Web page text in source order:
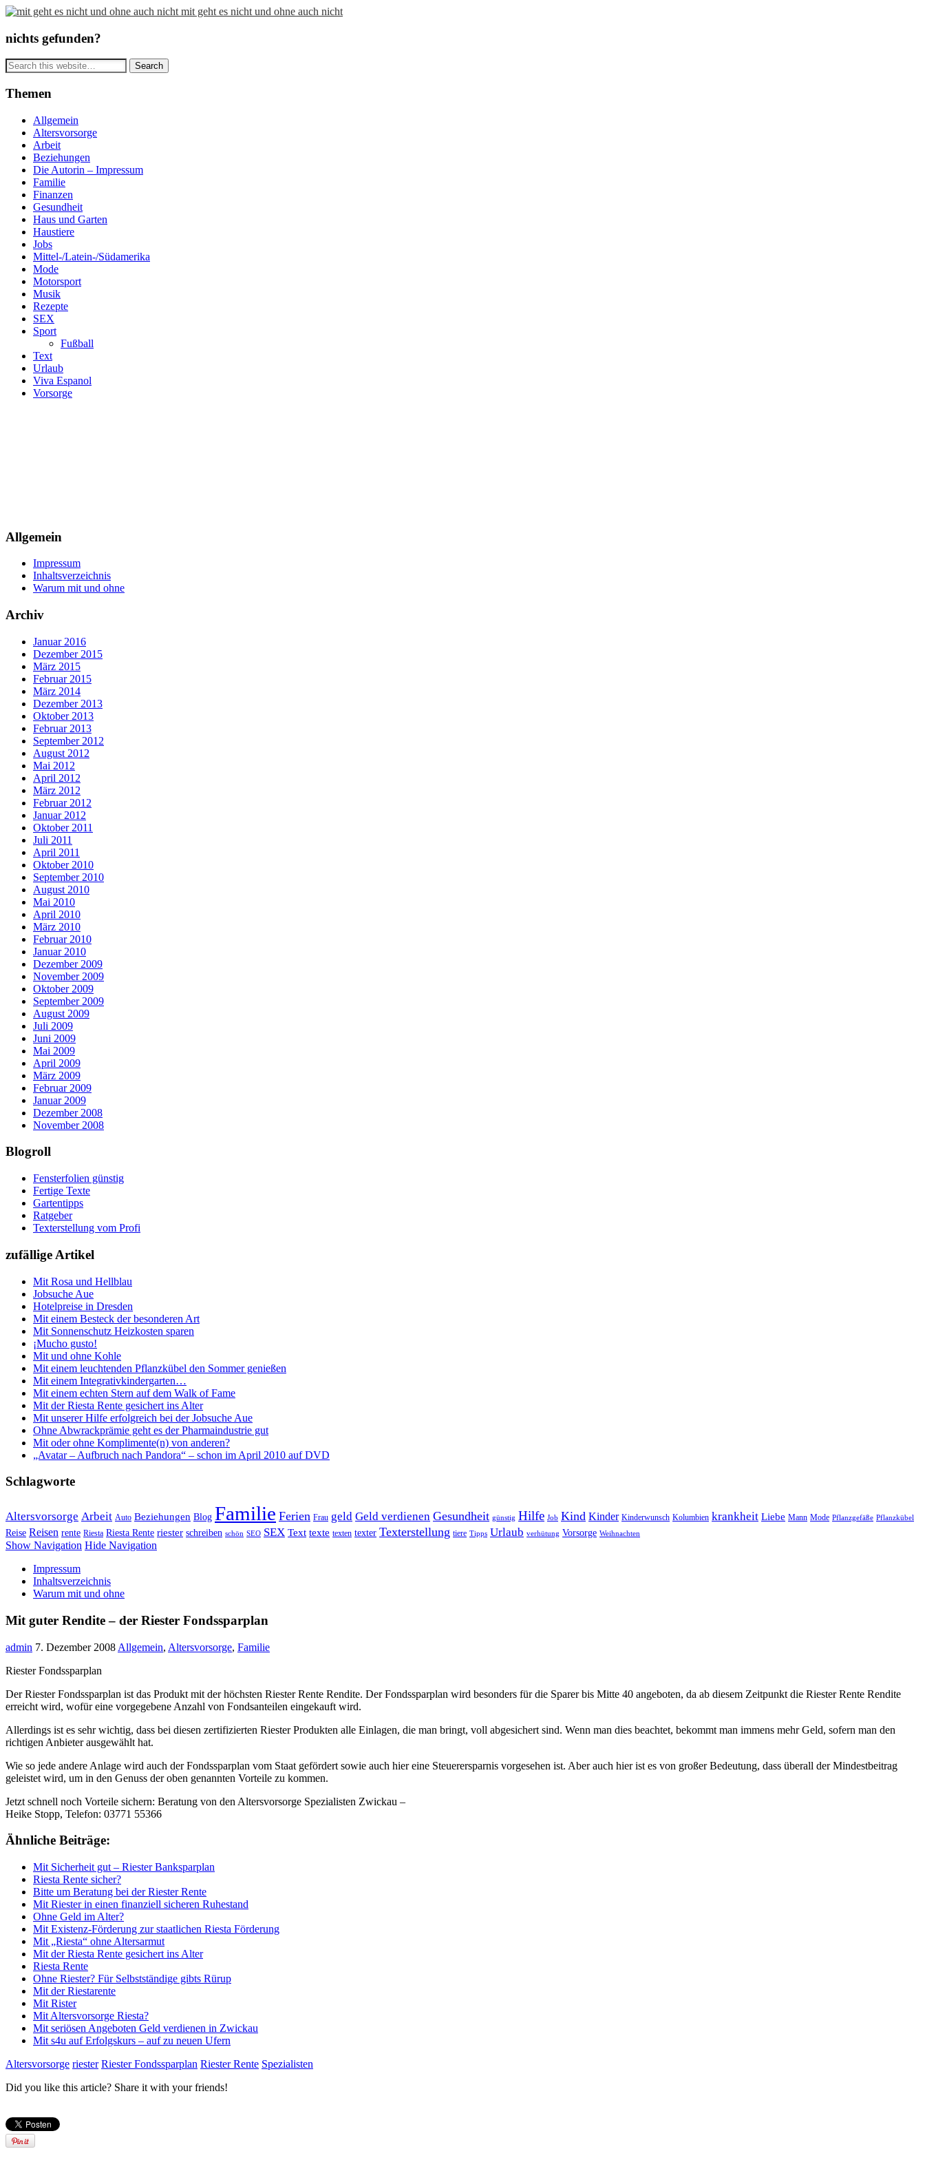
mit geht es nicht und ohne auch nicht
nichts gefunden?
Themen
Allgemein
Altersvorsorge
Arbeit
Beziehungen
Die Autorin – Impressum
Familie
Finanzen
Gesundheit
Haus und Garten
Haustiere
Jobs
Mittel-/Latein-/Südamerika
Mode
Motorsport
Musik
Rezepte
SEX
Sport
Fußball
Text
Urlaub
Viva Espanol
Vorsorge
Allgemein
Impressum
Inhaltsverzeichnis
Warum mit und ohne
Archiv
Januar 2016
Dezember 2015
März 2015
Februar 2015
März 2014
Dezember 2013
Oktober 2013
Februar 2013
September 2012
August 2012
Mai 2012
April 2012
März 2012
Februar 2012
Januar 2012
Oktober 2011
Juli 2011
April 2011
Oktober 2010
September 2010
August 2010
Mai 2010
April 2010
März 2010
Februar 2010
Januar 2010
Dezember 2009
November 2009
Oktober 2009
September 2009
August 2009
Juli 2009
Juni 2009
Mai 2009
April 2009
März 2009
Februar 2009
Januar 2009
Dezember 2008
November 2008
Blogroll
Fensterfolien günstig
Fertige Texte
Gartentipps
Ratgeber
Texterstellung vom Profi
zufällige Artikel
Mit Rosa und Hellblau
Jobsuche Aue
Hotelpreise in Dresden
Mit einem Besteck der besonderen Art
Mit Sonnenschutz Heizkosten sparen
¡Mucho gusto!
Mit und ohne Kohle
Mit einem leuchtenden Pflanzkübel den Sommer genießen
Mit einem Integrativkindergarten…
Mit einem echten Stern auf dem Walk of Fame
Mit der Riesta Rente gesichert ins Alter
Mit unserer Hilfe erfolgreich bei der Jobsuche Aue
Ohne Abwrackprämie geht es der Pharmaindustrie gut
Mit oder ohne Komplimente(n) von anderen?
„Avatar – Aufbruch nach Pandora“ – schon im April 2010 auf DVD
Schlagworte
Altersvorsorge Arbeit Auto Beziehungen Blog Familie Ferien Frau geld Geld verdienen Gesundheit günstig Hilfe Job Kind Kinder Kinderwunsch Kolumbien krankheit Liebe Mann Mode Pflanzgefäße Pflanzkübel
Reise Reisen rente Riesta Riesta Rente riester schreiben schön SEO SEX Text texte texten texter Texterstellung tiere Tipps Urlaub verhütung Vorsorge Weihnachten
Show Navigation Hide Navigation
Impressum
Inhaltsverzeichnis
Warum mit und ohne
Mit guter Rendite – der Riester Fondssparplan
admin 7. Dezember 2008 Allgemein, Altersvorsorge, Familie
Riester Fondssparplan
Der Riester Fondssparplan ist das Produkt mit der höchsten Riester Rente Rendite. Der Fondssparplan wird besonders für die Sparer bis Mitte 40 angeboten, da ab diesem Zeitpunkt die Riester Rente Rendite
erreicht wird, wofür eine vorgegebene Anzahl von Fondsanteilen eingekauft wird.
Allerdings ist es sehr wichtig, dass bei diesen zertifizierten Riester Produkten alle Einlagen, die man bringt, voll abgesichert sind. Wenn man dies beachtet, bekommt man immens mehr Geld, sofern man den
richtigen Anbieter ausgewählt hat.
Wie so jede andere Anlage wird auch der Fondssparplan vom Staat gefördert sowie auch hier eine Steuerersparnis vorgesehen ist. Aber auch hier ist es von großer Bedeutung, dass überall der Mindestbeitrag
geleistet wird, um in den Genuss der oben genannten Vorteile zu kommen.
Jetzt schnell noch Vorteile sichern: Beratung von den Altersvorsorge Spezialisten Zwickau –
Heike Stopp, Telefon: 03771 55366
Ähnliche Beiträge:
Mit Sicherheit gut – Riester Banksparplan
Riesta Rente sicher?
Bitte um Beratung bei der Riester Rente
Mit Riester in einen finanziell sicheren Ruhestand
Ohne Geld im Alter?
Mit Existenz-Förderung zur staatlichen Riesta Förderung
Mit „Riesta“ ohne Altersarmut
Mit der Riesta Rente gesichert ins Alter
Riesta Rente
Ohne Riester? Für Selbstständige gibts Rürup
Mit der Riestarente
Mit Rister
Mit Altersvorsorge Riesta?
Mit seriösen Angeboten Geld verdienen in Zwickau
Mit s4u auf Erfolgskurs – auf zu neuen Ufern
Altersvorsorge riester Riester Fondssparplan Riester Rente Spezialisten
Did you like this article? Share it with your friends!